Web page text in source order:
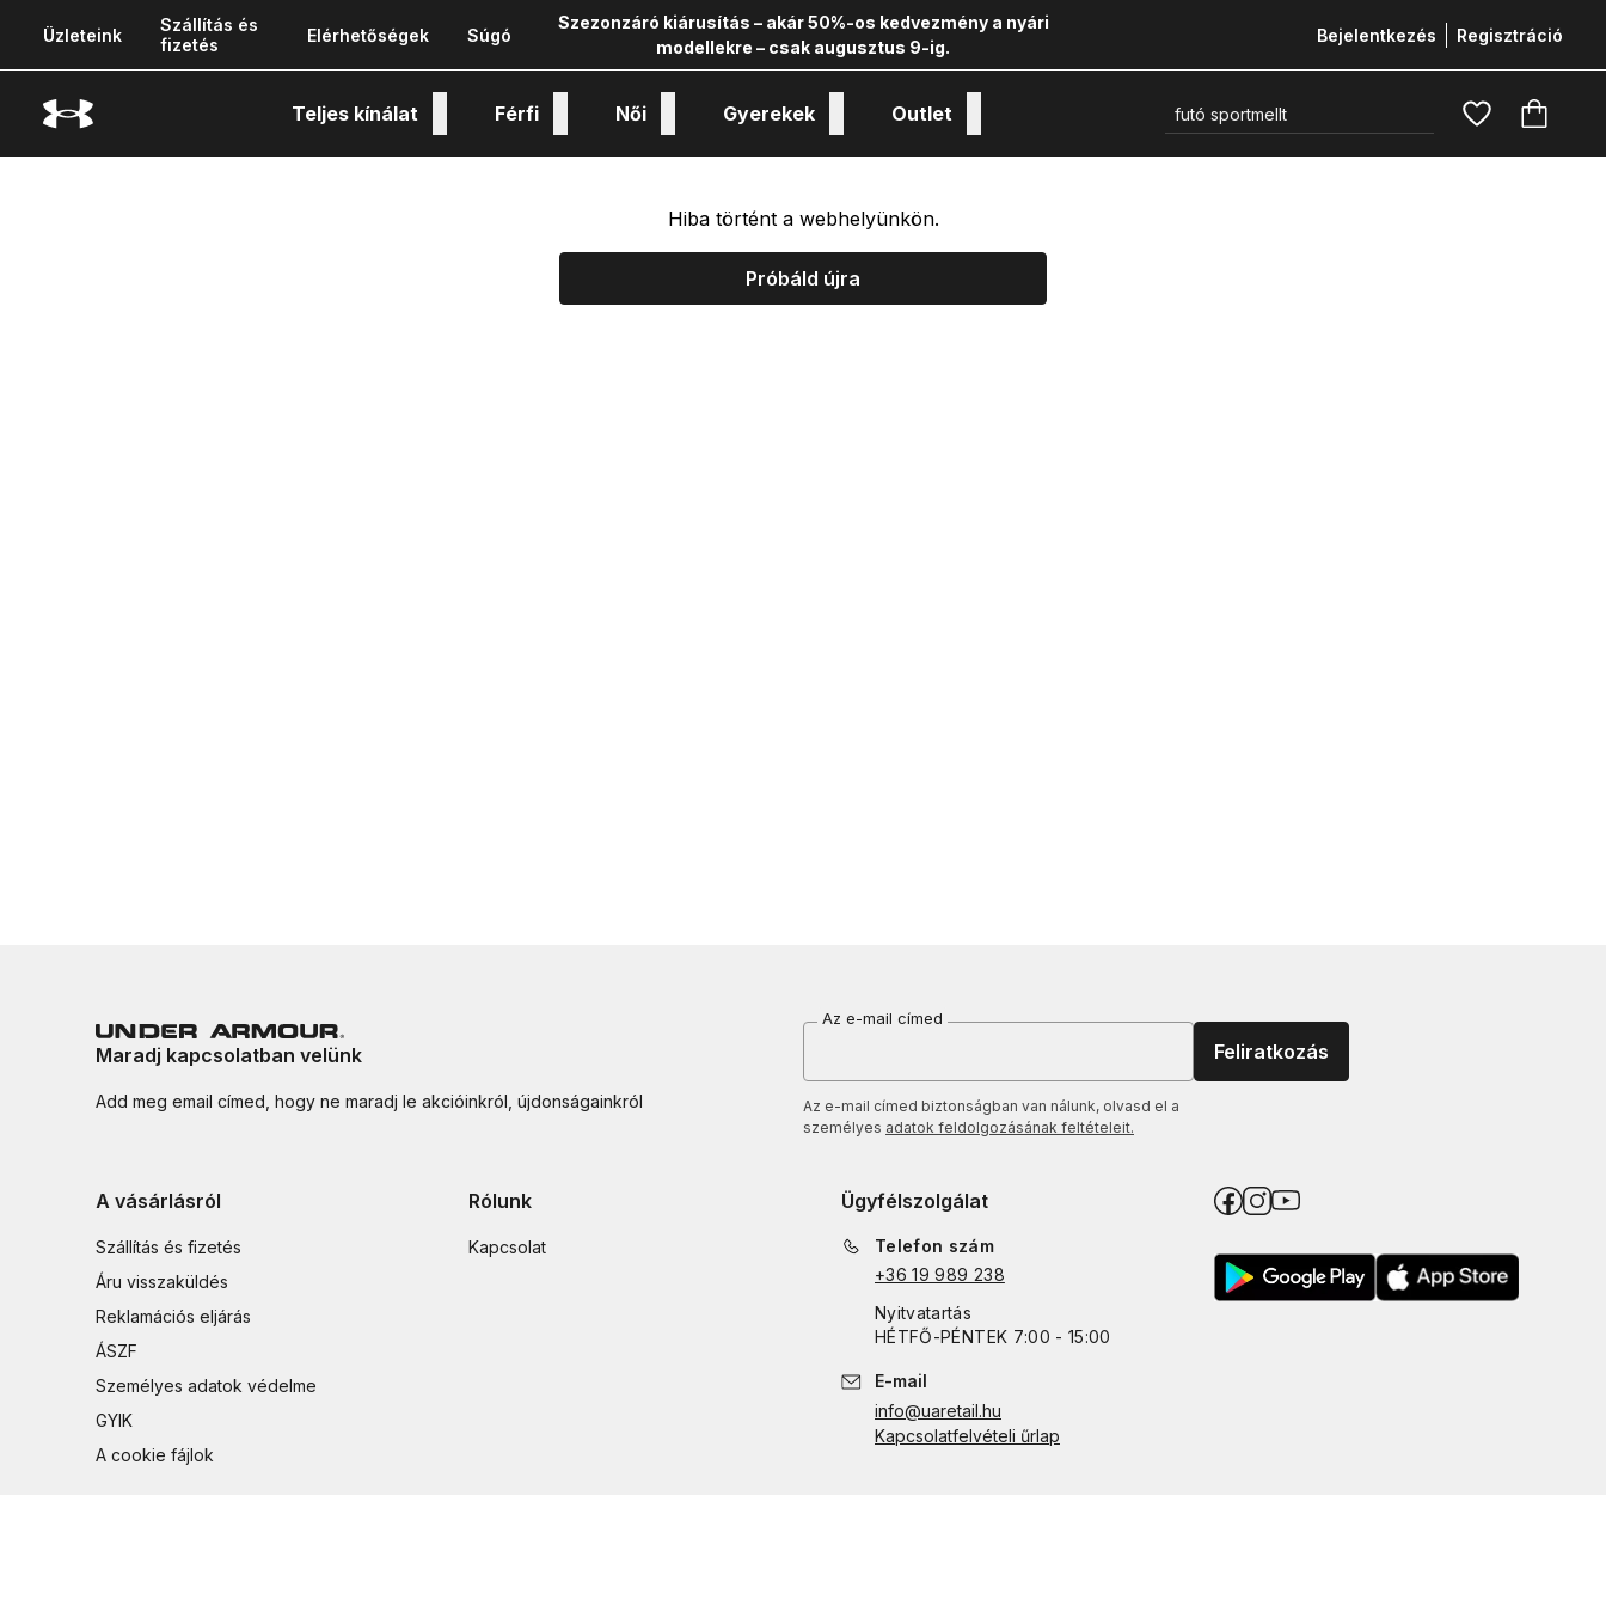
Üzleteink
Szállítás és
fizetés
Elérhetőségek Súgó
Szezonzáró kiárusítás – akár 50%-os kedvezmény a nyári
modellekre – csak augusztus 9-ig.
Bejelentkezés Regisztráció
Teljes kínálat Férfi Női Gyerekek Outlet
Hiba történt a webhelyünkön.
Próbáld újra
Maradj kapcsolatban velünk
Add meg email címed, hogy ne maradj le akcióinkról, újdonságainkról
Az e-mail címed
Feliratkozás
Az e-mail címed biztonságban van nálunk, olvasd el a
személyes adatok feldolgozásának feltételeit.
A vásárlásról
Szállítás és fizetés
Áru visszaküldés
Reklamációs eljárás
ÁSZF
Személyes adatok védelme
GYIK
A cookie fájlok
Rólunk
Kapcsolat
Ügyfélszolgálat
Telefon szám
+36 19 989 238
Nyitvatartás
HÉTFŐ-PÉNTEK 7:00 - 15:00
E-mail
info@uaretail.hu
Kapcsolatfelvételi űrlap